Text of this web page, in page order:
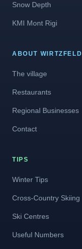
Snow Depth
KMI Mont Rigi
ABOUT WIRTZFELD
The village
Restaurants
Regional Businesses
Contact
TIPS
Winter Tips
Cross-Country Skiing
Ski Centres
Useful Numbers